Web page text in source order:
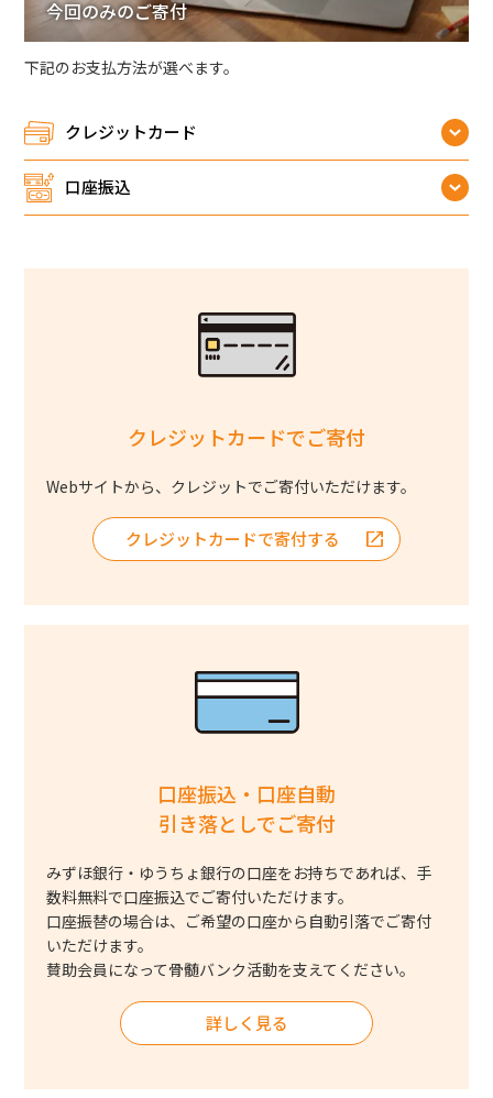
今回のみのご寄付
下記のお支払方法が選べます。
クレジットカード
口座振込
クレジットカードでご寄付
Webサイトから、クレジットでご寄付いただけます。
クレジットカードで寄付する
口座振込・口座自動
引き落としでご寄付
みずほ銀行・ゆうちょ銀行の口座をお持ちであれば、手
数料無料で口座振込でご寄付いただけます。
口座振替の場合は、ご希望の口座から自動引落でご寄付
いただけます。
賛助会員になって骨髄バンク活動を支えてください。
詳しく見る